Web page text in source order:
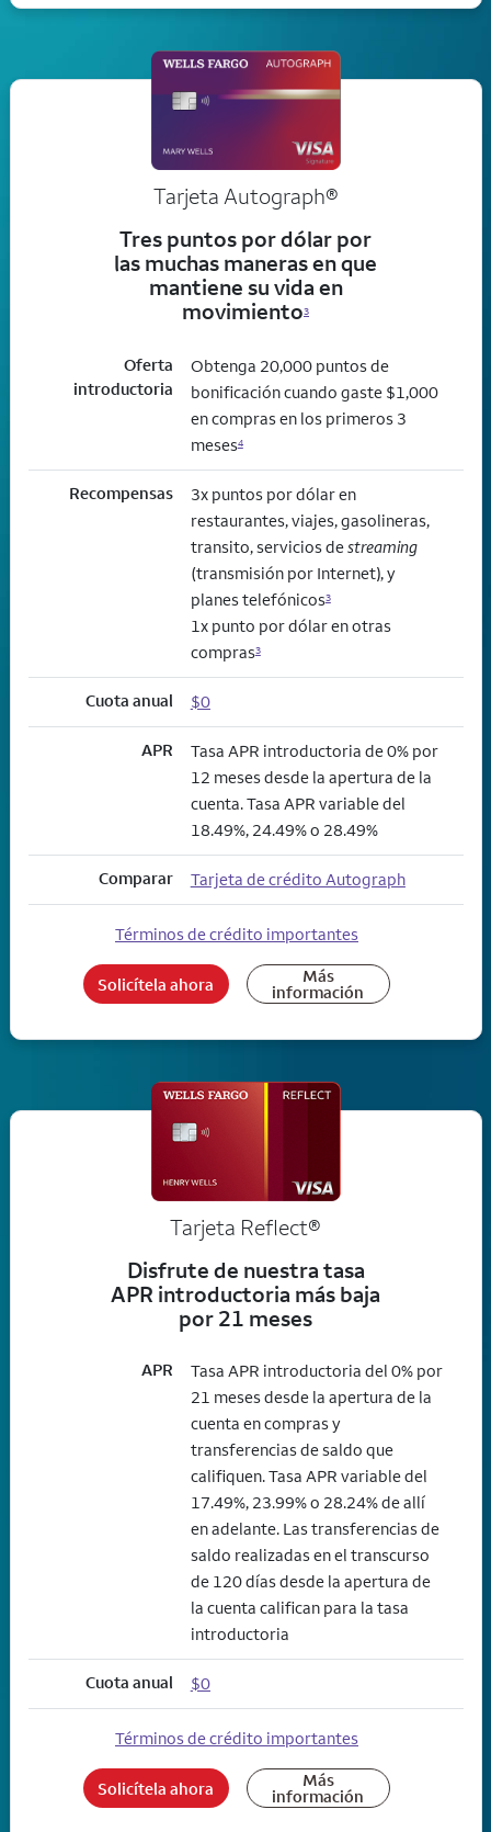
Tarjeta Autograph®
Tres puntos por dólar por
las muchas maneras en que
mantiene su vida en
movimiento3
Oferta
introductoria
Obtenga 20,000 puntos de
bonificación cuando gaste $1,000
en compras en los primeros 3
meses4
Recompensas
3x puntos por dólar en
restaurantes, viajes, gasolineras,
transito, servicios destreaming
(transmisión por Internet), y
planes telefónicos3
1x punto por dólar en otras
compras3
Cuota anual $0
APR
Tasa APR introductoria de 0% por
12 meses desde la apertura de la
cuenta. Tasa APR variable del
18.49%, 24.49% o 28.49%
Comparar Tarjeta de crédito Autograph
Términos de crédito importantes
Solicítela ahora Más
información
Tarjeta Reflect®
Disfrute de nuestra tasa
APR introductoria más baja
por 21 meses
APR
Tasa APR introductoria del 0% por
21 meses desde la apertura de la
cuenta en compras y
transferencias de saldo que
califiquen. Tasa APR variable del
17.49%, 23.99% o 28.24% de allí
en adelante. Las transferencias de
saldo realizadas en el transcurso
de 120 días desde la apertura de
la cuenta califican para la tasa
introductoria
Cuota anual $0
Términos de crédito importantes
Solicítela ahora Más
información